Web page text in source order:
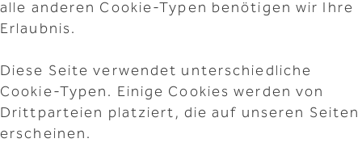
alle anderen Cookie-Typen benötigen wir Ihre
Erlaubnis.
Diese Seite verwendet unterschiedliche
Cookie-Typen. Einige Cookies werden von
Drittparteien platziert, die auf unseren Seiten
erscheinen.